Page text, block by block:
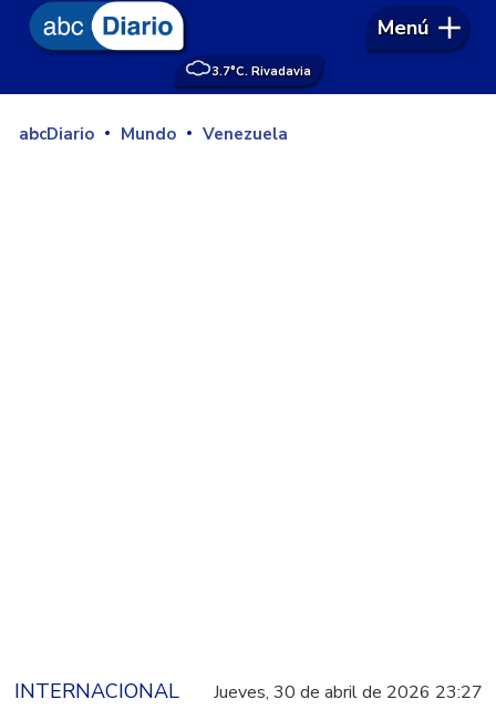
3.7°C. Rivadavia
Menú
abcDiario Mundo Venezuela
INTERNACIONAL Jueves, 30 de abril de 2026 23:27